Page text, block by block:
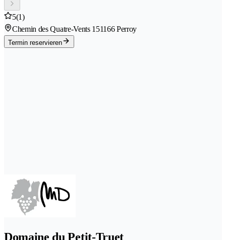
5(1)
Chemin des Quatre-Vents 151166 Perroy
Termin reservieren
Domaine du Petit-Truet